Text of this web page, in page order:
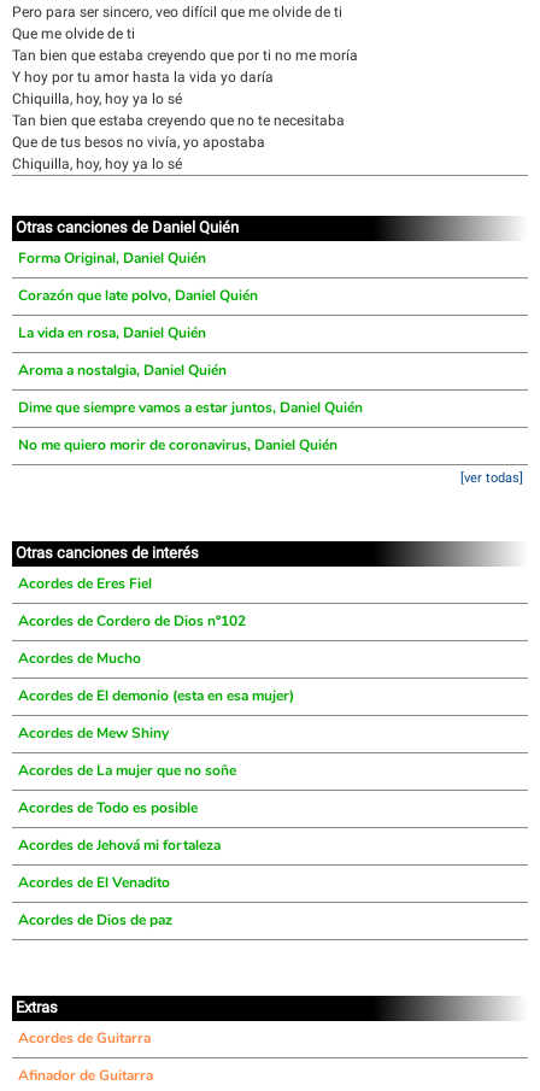
Pero para ser sincero, veo difícil que me olvide de ti
Que me olvide de ti
Tan bien que estaba creyendo que por ti no me moría
Y hoy por tu amor hasta la vida yo daría
Chiquilla, hoy, hoy ya lo sé
Tan bien que estaba creyendo que no te necesitaba
Que de tus besos no vivía, yo apostaba
Chiquilla, hoy, hoy ya lo sé
Otras canciones de Daniel Quién
Forma Original, Daniel Quién
Corazón que late polvo, Daniel Quién
La vida en rosa, Daniel Quién
Aroma a nostalgia, Daniel Quién
Dime que siempre vamos a estar juntos, Daniel Quién
No me quiero morir de coronavirus, Daniel Quién
[ver todas]
Otras canciones de interés
Acordes de Eres Fiel
Acordes de Cordero de Dios nº102
Acordes de Mucho
Acordes de El demonio (esta en esa mujer)
Acordes de Mew Shiny
Acordes de La mujer que no soñe
Acordes de Todo es posible
Acordes de Jehová mi fortaleza
Acordes de El Venadito
Acordes de Dios de paz
Extras
Acordes de Guitarra
Afinador de Guitarra